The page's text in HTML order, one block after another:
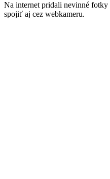
Na internet pridali nevinné
spojiť aj cez webkameru.